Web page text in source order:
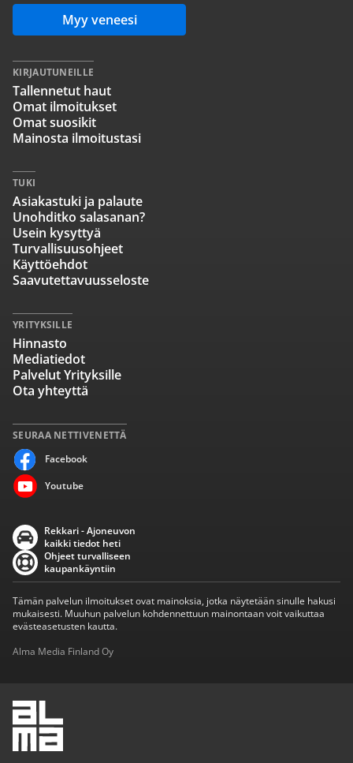
Myy veneesi
SEURAA NETTIVENETTÄ
Facebook
Youtube
KIRJAUTUNEILLE
Tallennetut haut
Omat ilmoitukset
Omat suosikit
Mainosta ilmoitustasi
TUKI
Asiakastuki ja palaute
Unohditko salasanan?
Usein kysyttyä
Turvallisuusohjeet
Käyttöehdot
Saavutettavuusseloste
YRITYKSILLE
Hinnasto
Mediatiedot
Palvelut Yrityksille
Ota yhteyttä
Rekkari - Ajoneuvon
kaikki tiedot heti
Ohjeet turvalliseen
kaupankäyntiin
Tämän palvelun ilmoitukset ovat mainoksia, jotka näytetään sinulle hakusi
mukaisesti. Muuhun palvelun kohdennettuun mainontaan voit vaikuttaa
evästeasetusten kautta.
Alma Media Finland Oy